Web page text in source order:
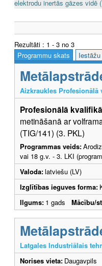
elektrodu inertās gāzes vidē
Rezultāti : 1 - 3 no 3
Programmu skats
Aizkraukles Profesionālā
Profesionālā
metināšanā ar
(TIG/141) (3. PKL)
Programmas veids:
vai 18 g.v. - 3. LKI
Valoda:latviešu (LV)
Izglītības ieguves forma:
Ilgums: 1 gads Mācību/
Latgales Industriālais
Norises vieta: Daugavpils